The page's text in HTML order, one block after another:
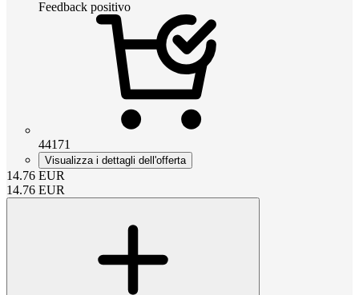
Feedback positivo
44171
Visualizza i dettagli dell'offerta
14.76 EUR
14.76 EUR